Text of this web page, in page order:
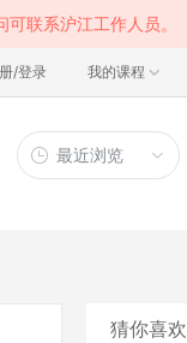
联系沪江工作人员。
/登录 我的课程
最近浏览
猜你喜欢